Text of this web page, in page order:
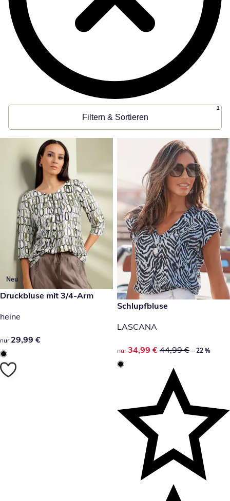
Filtern & Sortieren
1
Neu
29,99 €
Druckbluse mit 3/4-Arm
heine
29,99 €
nur 29,99 €
reduzierter Preis 34,99 €,
-22 %
Schlupfbluse
LASCANA
reduzierter Preis 34,99 €,
nur 34,99 € 44,99 € – 22 %